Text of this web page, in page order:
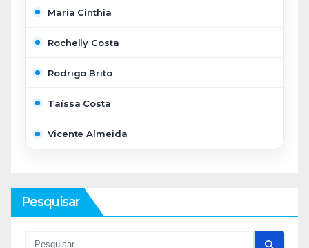
Maria Cinthia
Rochelly Costa
Rodrigo Brito
Taíssa Costa
Vicente Almeida
Pesquisar